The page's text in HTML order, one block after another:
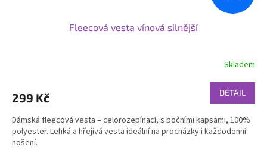
Fleecová vesta vínová silnější
Skladem
299 Kč DETAIL
Dámská fleecová vesta – celorozepínací, s bočními kapsami, 100%
polyester. Lehká a hřejivá vesta ideální na procházky i každodenní
nošení.